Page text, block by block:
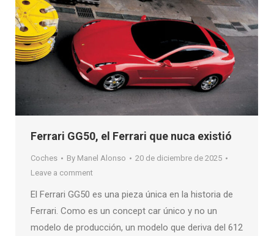
Ferrari GG50, el Ferrari que nuca existió
Coches By Manel Alonso
20 de diciembre de 2025
Leave a comment
El Ferrari GG50 es una pieza única en la historia de
Ferrari. Como es un concept car único y no un
modelo de producción, un modelo que deriva del 612